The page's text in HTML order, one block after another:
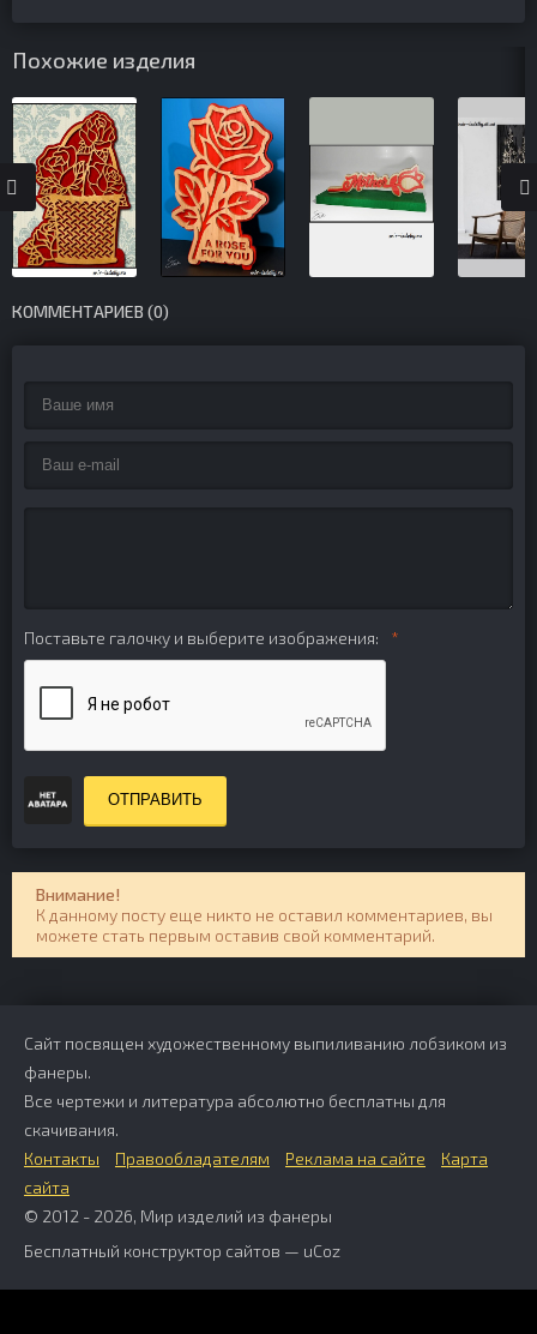
Похожие изделия
КОММЕНТАРИЕВ (0)
Поставьте галочку и выберите изображения:
ОТПРАВИТЬ
Внимание!
К данному посту еще никто не оставил комментариев, вы
можете стать первым оставив свой комментарий.
Сайт посвящен художественному выпиливанию лобзиком из
фанеры.
Все чертежи и литература абсолютно бесплатны для
скачивания.
Контакты
Правообладателям Реклама на сайте
Карта
сайта
© 2012 - 2026, Мир изделий из фанеры
Бесплатный конструктор сайтов — uCoz